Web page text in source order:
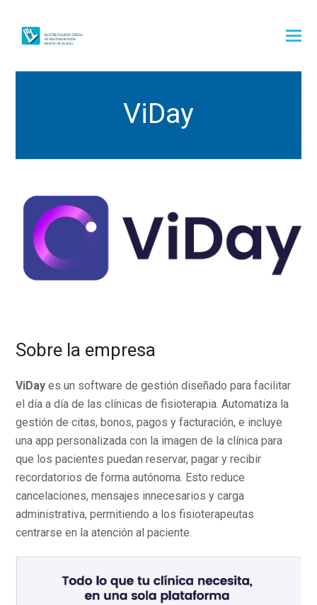
ViDay
Sobre la empresa
ViDay es un software de gestión diseñado para facilitar
el día a día de las clínicas de fisioterapia. Automatiza la
gestión de citas, bonos, pagos y facturación, e incluye
una app personalizada con la imagen de la clínica para
que los pacientes puedan reservar, pagar y recibir
recordatorios de forma autónoma. Esto reduce
cancelaciones, mensajes innecesarios y carga
administrativa, permitiendo a los fisioterapeutas
centrarse en la atención al paciente.